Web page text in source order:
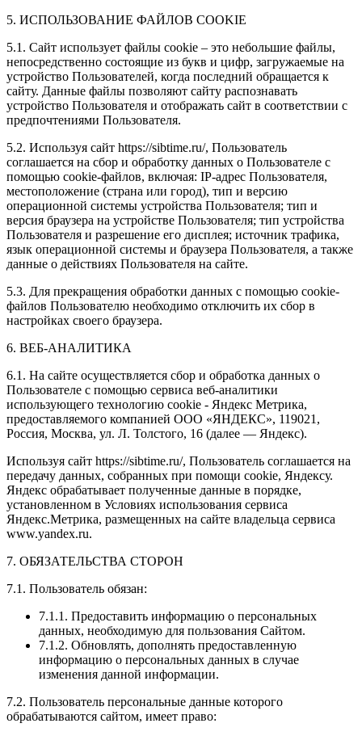
5. ИСПОЛЬЗОВАНИЕ ФАЙЛОВ COOKIE
5.1. Сайт использует файлы cookie – это небольшие файлы,
непосредственно состоящие из букв и цифр, загружаемые на
устройство Пользователей, когда последний обращается к
сайту. Данные файлы позволяют сайту распознавать
устройство Пользователя и отображать сайт в соответствии с
предпочтениями Пользователя.
5.2. Используя сайт https://sibtime.ru/, Пользователь
соглашается на сбор и обработку данных о Пользователе с
помощью cookie-файлов, включая: IP-адрес Пользователя,
местоположение (страна или город), тип и версию
операционной системы устройства Пользователя; тип и
версия браузера на устройстве Пользователя; тип устройства
Пользователя и разрешение его дисплея; источник трафика,
язык операционной системы и браузера Пользователя, а также
данные о действиях Пользователя на сайте.
5.3. Для прекращения обработки данных с помощью cookie-
файлов Пользователю необходимо отключить их сбор в
настройках своего браузера.
6. ВЕБ-АНАЛИТИКА
6.1. На сайте осуществляется сбор и обработка данных о
Пользователе с помощью сервиса веб-аналитики
использующего технологию cookie - Яндекс Метрика,
предоставляемого компанией ООО «ЯНДЕКС», 119021,
Россия, Москва, ул. Л. Толстого, 16 (далее — Яндекс).
Используя сайт https://sibtime.ru/, Пользователь соглашается на
передачу данных, собранных при помощи cookie, Яндексу.
Яндекс обрабатывает полученные данные в порядке,
установленном в Условиях использования сервиса
Яндекс.Метрика, размещенных на сайте владельца сервиса
www.yandex.ru.
7. ОБЯЗАТЕЛЬСТВА СТОРОН
7.1. Пользователь обязан:
7.1.1. Предоставить информацию о персональных
данных, необходимую для пользования Сайтом.
7.1.2. Обновлять, дополнять предоставленную
информацию о персональных данных в случае
изменения данной информации.
7.2. Пользователь персональные данные которого
обрабатываются сайтом, имеет право: